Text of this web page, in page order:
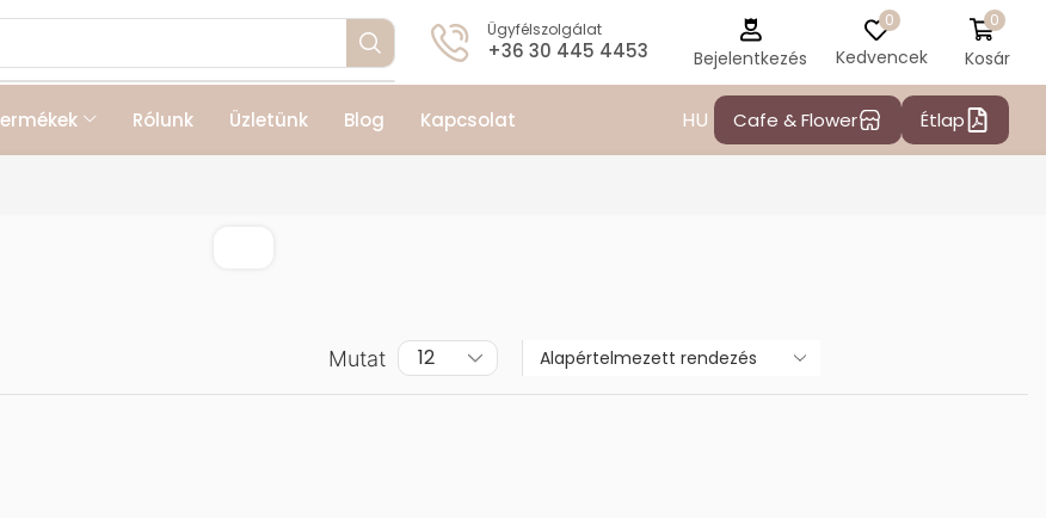
Ügyfélszolgálat
+36 30 445 4453 Bejelentkezés
0
Kedvencek
0
Kosár
Rólunk Üzletünk Blog Kapcsolat HU Cafe & Flower Étlap
Mutat